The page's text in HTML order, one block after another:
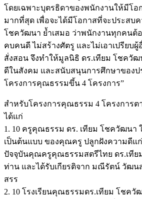
โดยเฉพาะบุตรธิดาของพนักงานให้มีโอ
มากที่สุด เพื่อจะได้มีโอกาสที่จะประสบค
โชควัฒนา ย้ำเสมอ ว่าพนักงานทุกคนต้
คบคนดี ไม่สร้างศัตรู และไม่เอาเปรีย
สั่งสอน จึงทำให้มูลนิธิ ดร.เทียม โชควั
ดีในสังคม และสนับสนุนการศึกษาของป
โครงการคุณธรรมขึ้น 4 โครงการ”
สำหรับโครงการคุณธรรม 4 โครงการต
ได้แก่
1. 10 ครูคุณธรรม ดร. เทียม โชควัฒนา
เป็นต้นแบบ ของคุณครู ปลูกฝังความดีแ
ปัจจุบันคุณครูคุณธรรมสตรีไทย ดร.เทีย
ท่าน และได้รับเกียรติจาก มณีรัตน์ วัฒน
สรร
2. 10 โรงเรียนคุณธรรมดร.เทียม โชค